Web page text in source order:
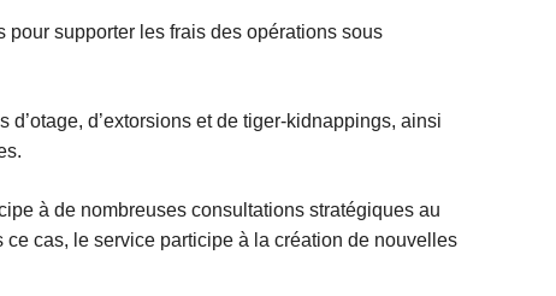
supporter les frais des opérations sous
d’otage, d’extorsions et de tiger-kidnappings, ainsi
à de nombreuses consultations stratégiques au
cas, le service participe à la création de nouvelles